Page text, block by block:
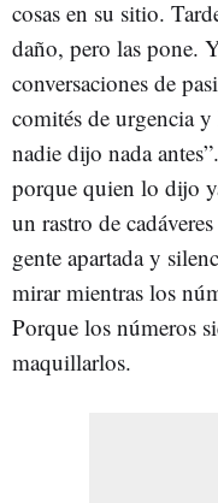
cosas en su sitio.
daño, pero las pone.
conversaciones de
comités de urgencia
nadie dijo nada
porque quien lo dijo
un rastro de
gente apartada y
mirar mientras los
Porque los números
maquillarlos.